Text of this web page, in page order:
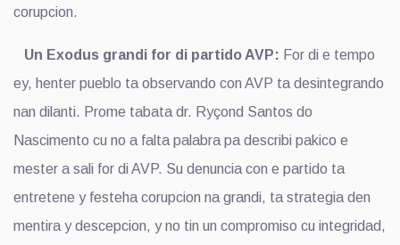
corupcion.
Un Exodus grandi for di partido AVP: For di e tempo
ey, henter pueblo ta observando con AVP ta desintegrando
nan dilanti. Prome tabata dr. Ryçond Santos do
Nascimento cu no a falta palabra pa describi pakico e
mester a sali for di AVP. Su denuncia con e partido ta
entretene y festeha corupcion na grandi, ta strategia den
mentira y descepcion, y no tin un compromiso cu integridad,